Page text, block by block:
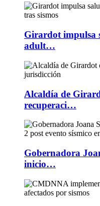
Girardot impulsa
adult…
Alcaldía de
recuperaci…
Gobernadora
inicio…